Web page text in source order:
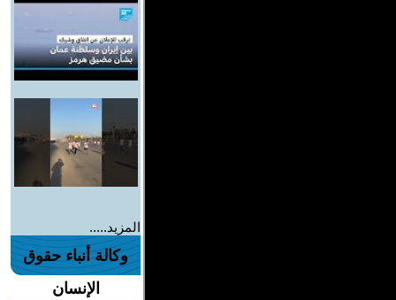
المزيد.....
وكالة أنباء حقوق
الإنسان